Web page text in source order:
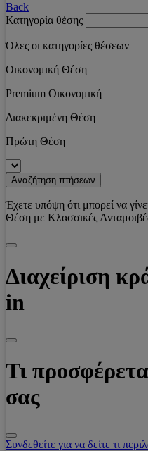
Back
Κατηγορία θέσης
Όλες οι κατηγορίες θέσεων
Οικονομική Θέση
Premium Οικονομική
Διακεκριμένη Θέση
Πρώτη Θέση
Αναζήτηση πτήσεων
Έχετε υπόψη ότι μπορεί να
Θέση με Κλασσικές
Διαχείριση
in
Τι
σας
Συνδεθείτε για να δείτε τι